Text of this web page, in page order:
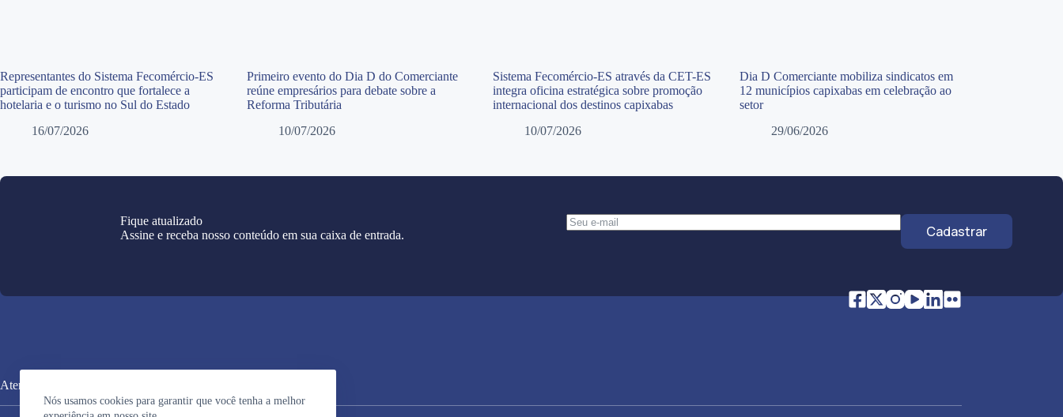
Nós usamos cookies para garantir que você tenha a melhor
Representantes do Sistema Fecomércio-ES
participam de encontro que fortalece a
hotelaria e o turismo no Sul do Estado
16/07/2026
Primeiro evento do Dia D do Comerciante
reúne empresários para debate sobre a
Reforma Tributária
10/07/2026
Sistema Fecomércio-ES através da CET-ES
integra oficina estratégica sobre promoção
internacional dos destinos capixabas
10/07/2026
Dia D Comerciante mobiliza sindicatos em
12 municípios capixabas em celebração ao
setor
29/06/2026
Fique atualizado
Assine e receba nosso conteúdo em sua caixa de entrada.
Cadastrar
Atendimento